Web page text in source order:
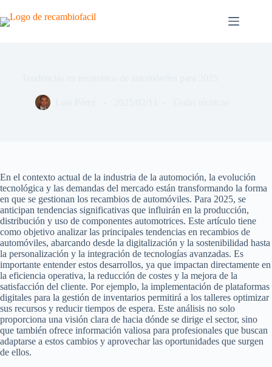
al
contenido
En el contexto actual de la industria de la automoción, la evolución
tecnológica y las demandas del mercado están transformando la forma
en que se gestionan los recambios de automóviles. Para 2025, se
anticipan tendencias significativas que influirán en la producción,
distribución y uso de componentes automotrices. Este artículo tiene
como objetivo analizar las principales tendencias en recambios de
automóviles, abarcando desde la digitalización y la sostenibilidad hasta
la personalización y la integración de tecnologías avanzadas. Es
importante entender estos desarrollos, ya que impactan directamente en
la eficiencia operativa, la reducción de costes y la mejora de la
satisfacción del cliente. Por ejemplo, la implementación de plataformas
digitales para la gestión de inventarios permitirá a los talleres optimizar
sus recursos y reducir tiempos de espera. Este análisis no solo
proporciona una visión clara de hacia dónde se dirige el sector, sino
que también ofrece información valiosa para profesionales que buscan
adaptarse a estos cambios y aprovechar las oportunidades que surgen
de ellos.